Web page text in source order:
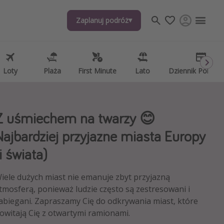
Zaplanuj podróż
Loty Plaża First Minute Lato Dziennik
Zaplanuj podróż
Loty Plaża First Minute Lato Dziennik
ciekawostki, porady podróżnicze
aplikacje podróżnicze
uśmiechem na twarzy 😊
przyjazne miasta Europy
świata)
dużych miast nie emanuje zbyt przyjazną
ponieważ ludzie często są zestresowani i
Zapraszamy Cię do odkrywania miast, które
Cię z otwartymi ramionami.